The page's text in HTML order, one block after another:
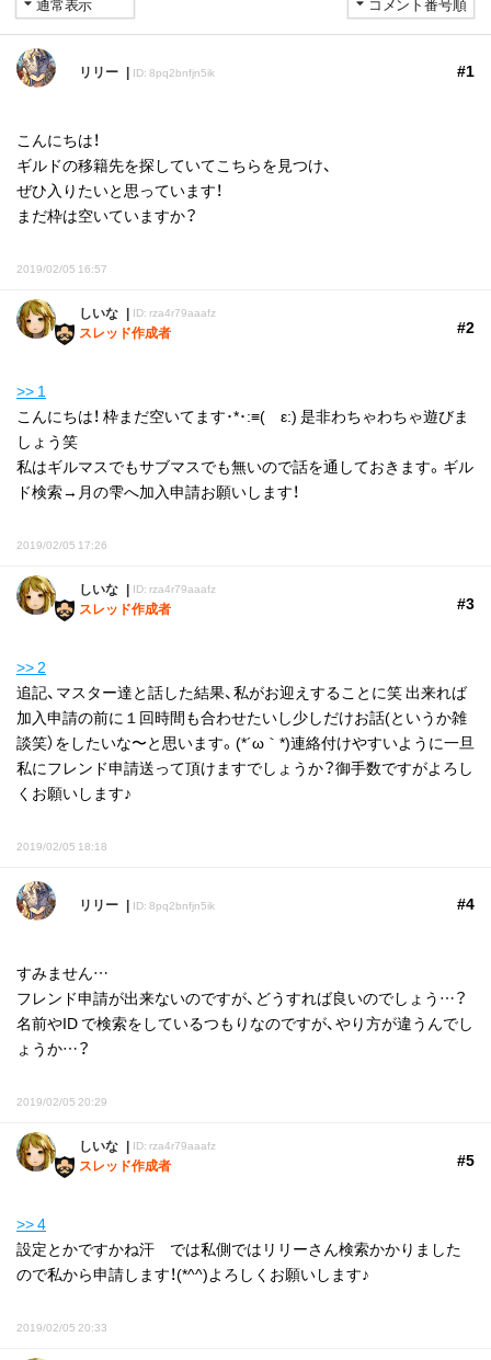
リリー ID: 8pq2bnfjn5ik #1
こんにちは！
ギルドの移籍先を探していてこちらを見つけ、
ぜひ入りたいと思っています！
まだ枠は空いていますか？
2019/02/05 16:57
しいな ID: rza4r79aaafz
スレッド作成者 #2
>> 1
こんにちは！ 枠まだ空いてます･*･:≡( ε:) 是非わちゃわちゃ遊びま
しょう笑
私はギルマスでもサブマスでも無いので話を通しておきます。ギル
ド検索→月の雫へ加入申請お願いします！
2019/02/05 17:26
しいな ID: rza4r79aaafz
スレッド作成者 #3
>> 2
追記、マスター達と話した結果、私がお迎えすることに笑 出来れば
加入申請の前に１回時間も合わせたいし少しだけお話(というか雑
談笑）をしたいな〜と思います。(*´ω｀*)連絡付けやすいように一旦
私にフレンド申請送って頂けますでしょうか？御手数ですがよろし
くお願いします♪
2019/02/05 18:18
リリー ID: 8pq2bnfjn5ik #4
すみません…
フレンド申請が出来ないのですが、どうすれば良いのでしょう…？
名前やID で検索をしているつもりなのですが、やり方が違うんでし
ょうか…？
2019/02/05 20:29
しいな ID: rza4r79aaafz
スレッド作成者 #5
>> 4
設定とかですかね汗 では私側ではリリーさん検索かかりました
ので私から申請します！(*^^)よろしくお願いします♪
2019/02/05 20:33